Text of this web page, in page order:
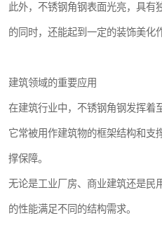
此外，不锈钢角钢表面光亮，具有
的同时，还能起到一定的装饰美化
建筑领域的重要应用
在建筑行业中，不锈钢角钢发挥着
它常被用作建筑物的框架结构和支
撑保障。
无论是工业厂房、商业建筑还是民
的性能满足不同的结构需求。